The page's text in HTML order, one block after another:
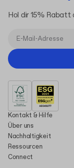
Kontakt & Hilfe
Über uns
Nachhaltigkeit
Ressourcen
Connect
Hol dir 15% Rabatt